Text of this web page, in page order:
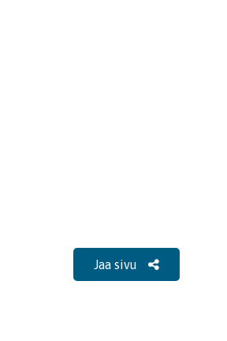
Jaa sivu